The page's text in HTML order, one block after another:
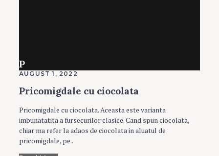
P
AUGUST 1, 2022
Pricomigdale cu ciocolata
Pricomigdale cu ciocolata. Aceasta este varianta
imbunatatita a fursecurilor clasice. Cand spun ciocolata,
chiar ma refer la adaos de ciocolata in aluatul de
pricomigdale, pe..